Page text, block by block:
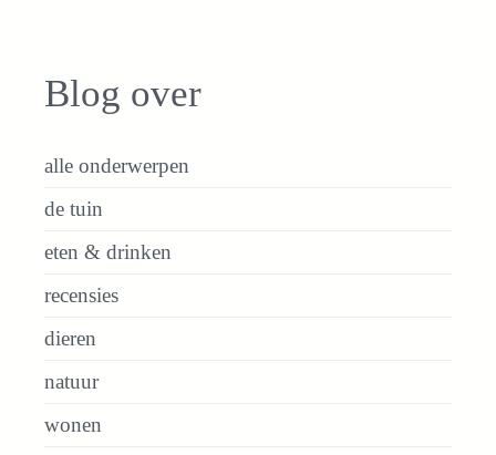
Blog over
alle onderwerpen
de tuin
eten & drinken
recensies
dieren
natuur
wonen